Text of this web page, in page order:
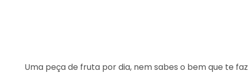
Uma peça de fruta por dia, nem sabes o bem que te